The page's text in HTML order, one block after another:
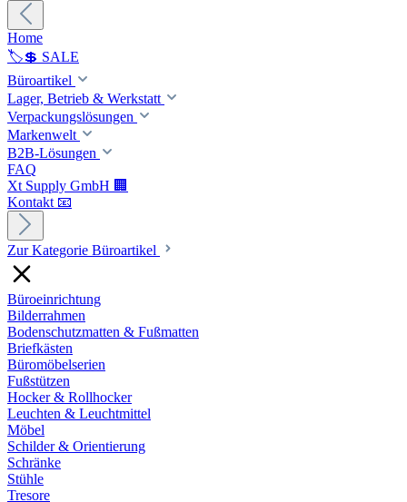
Home
🏷️💲 SALE
Büroartikel
Lager, Betrieb & Werkstatt
Verpackungslösungen
Markenwelt
B2B-Lösungen
FAQ
Xt Supply GmbH 🏢
Kontakt 📧
Zur Kategorie Büroartikel
Büroeinrichtung
Bilderrahmen
Bodenschutzmatten & Fußmatten
Briefkästen
Büromöbelserien
Fußstützen
Hocker & Rollhocker
Leuchten & Leuchtmittel
Möbel
Schilder & Orientierung
Schränke
Stühle
Tresore